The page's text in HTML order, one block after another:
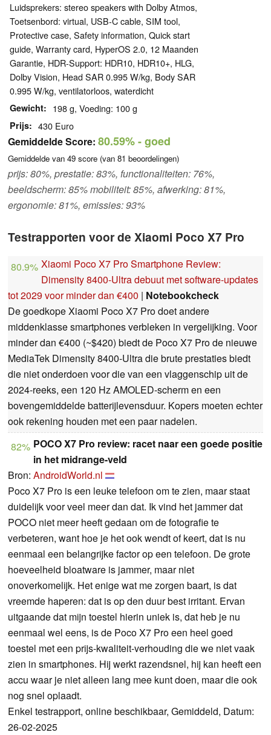
Luidsprekers: stereo speakers with Dolby Atmos,
Toetsenbord: virtual, USB-C cable, SIM tool,
Protective case, Safety information, Quick start
guide, Warranty card, HyperOS 2.0, 12 Maanden
Garantie, HDR-Support: HDR10, HDR10+, HLG,
Dolby Vision, Head SAR 0.995 W/kg, Body SAR
0.995 W/kg, ventilatorloos, waterdicht
Gewicht 198 g, Voeding: 100 g
Prijs 430 Euro
Gemiddelde Score: 80.59%- goed
Gemiddelde van 49 score (van 81 beoordelingen)
prijs: 80%, prestatie: 83%, functionaliteiten: 76%,
beeldscherm: 85% mobiliteit: 85%, afwerking: 81%,
ergonomie: 81%, emissies: 93%
Testrapporten voor de Xiaomi Poco X7 Pro
80.9% Xiaomi Poco X7 Pro Smartphone Review:
Dimensity 8400-Ultra debuut met software-updates
tot 2029 voor minder dan €400 | Notebookcheck
De goedkope Xiaomi Poco X7 Pro doet andere
middenklasse smartphones verbleken in vergelijking. Voor
minder dan €400 (~$420) biedt de Poco X7 Pro de nieuwe
MediaTek Dimensity 8400-Ultra die brute prestaties biedt
die niet onderdoen voor die van een vlaggenschip uit de
2024-reeks, een 120 Hz AMOLED-scherm en een
bovengemiddelde batterijlevensduur. Kopers moeten echter
ook rekening houden met een paar nadelen.
82% POCO X7 Pro review: racet naar een goede positie
in het midrange-veld
Bron: AndroidWorld.nl
Poco X7 Pro is een leuke telefoon om te zien, maar staat
duidelijk voor veel meer dan dat. Ik vind het jammer dat
POCO niet meer heeft gedaan om de fotografie te
verbeteren, want hoe je het ook wendt of keert, dat is nu
eenmaal een belangrijke factor op een telefoon. De grote
hoeveelheid bloatware is jammer, maar niet
onoverkomelijk. Het enige wat me zorgen baart, is dat
vreemde haperen: dat is op den duur best irritant. Ervan
uitgaande dat mijn toestel hierin uniek is, dat heb je nu
eenmaal wel eens, is de Poco X7 Pro een heel goed
toestel met een prijs-kwaliteit-verhouding die we niet vaak
zien in smartphones. Hij werkt razendsnel, hij kan heeft een
accu waar je niet alleen lang mee kunt doen, maar die ook
nog snel oplaadt.
Enkel testrapport, online beschikbaar, Gemiddeld, Datum:
26-02-2025